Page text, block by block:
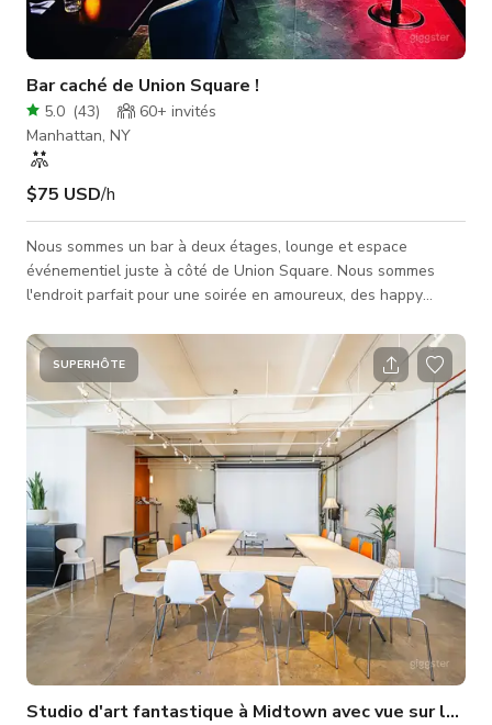
Bar caché de Union Square !
5.0 (43) 60+ invités
Manhattan, NY
$75 USD/h
Nous sommes un bar à deux étages, lounge et espace
événementiel juste à côté de Union Square. Nous sommes
l'endroit parfait pour une soirée en amoureux, des happy
ouvrons tous les jours à 3 ou 4 heures et fermons tard. La
nourriture et les boissons extérieures ne sont pas autorisées.
Le tarif n'est pas fixe, veuillez nous envoyer un message pour
obtenir le tarif exact.
SUPERHÔTE
Studio d'art fantastique à Midtown avec vue sur la